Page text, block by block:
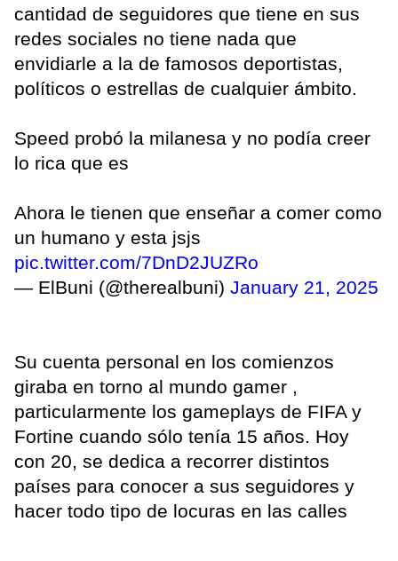
cantidad de seguidores que tiene en sus
redes sociales no tiene nada que
envidiarle a la de famosos deportistas,
políticos o estrellas de cualquier ámbito.
Speed probó la milanesa y no podía creer
lo rica que es
Ahora le tienen que enseñar a comer como
un humano y esta jsjs
pic.twitter.com/7DnD2JUZRo
— ElBuni (@therealbuni) January 21, 2025
Su cuenta personal en los comienzos
giraba en torno al mundo gamer ,
particularmente los gameplays de FIFA y
Fortine cuando sólo tenía 15 años. Hoy
con 20, se dedica a recorrer distintos
países para conocer a sus seguidores y
hacer todo tipo de locuras en las calles